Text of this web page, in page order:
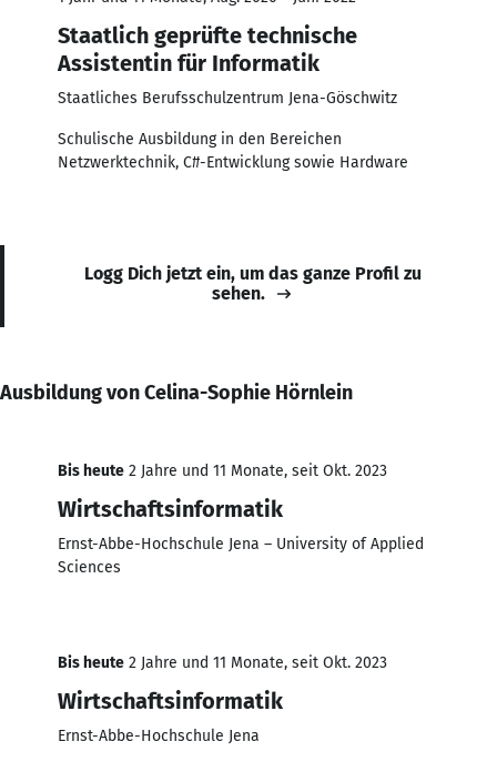
Staatlich geprüfte technische
Assistentin für Informatik
Staatliches Berufsschulzentrum Jena-Göschwitz
Schulische Ausbildung in den Bereichen
Netzwerktechnik, C#-Entwicklung sowie Hardware
Logg Dich jetzt ein, um das ganze Profil zu
sehen.
Ausbildung von Celina-Sophie Hörnlein
Bis heute 2 Jahre und 11 Monate, seit Okt. 2023
Wirtschaftsinformatik
Ernst-Abbe-Hochschule Jena – University of Applied
Sciences
Bis heute 2 Jahre und 11 Monate, seit Okt. 2023
Wirtschaftsinformatik
Ernst-Abbe-Hochschule Jena